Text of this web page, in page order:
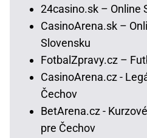
24casino.sk – Online
CasinoArena.sk –
Slovensku
FotbalZpravy.cz –
CasinoArena.cz -
Čechov
BetArena.cz -
pre Čechov